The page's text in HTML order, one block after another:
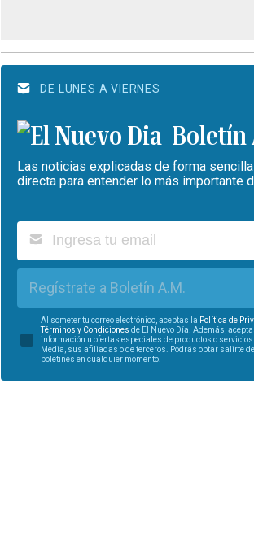
DE LUNES A VIERNES
Boletín
Las noticias explicadas de forma
directa para entender lo más importante
Regístrate a Boletín A.M.
Al someter tu correo electrónico, aceptas la Política de
Términos y Condiciones de El Nuevo Día. Además,
información u ofertas especiales de productos o servicios
Media, sus afiliadas o de terceros. Podrás optar salirte
boletines en cualquier momento.